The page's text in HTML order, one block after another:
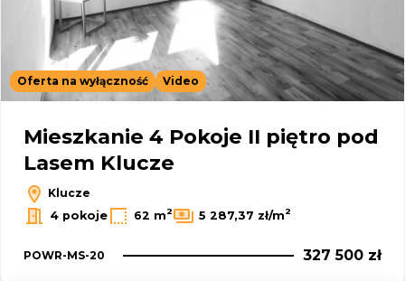
Oferta na wyłączność Video
Mieszkanie 4 Pokoje II piętro pod
Lasem Klucze
Klucze
4 pokoje
62 m2 5 287,37 zł/m2
POWR-MS-20 327 500 zł